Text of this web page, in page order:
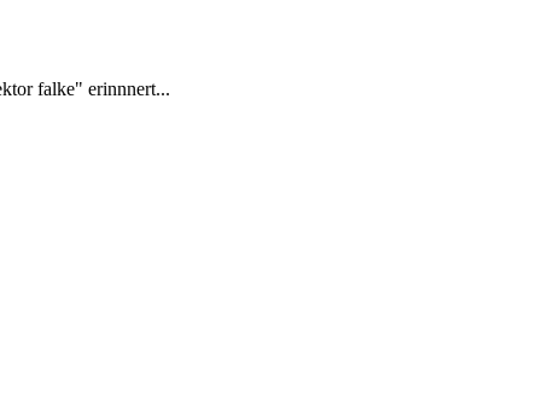
falke" erinnnert...